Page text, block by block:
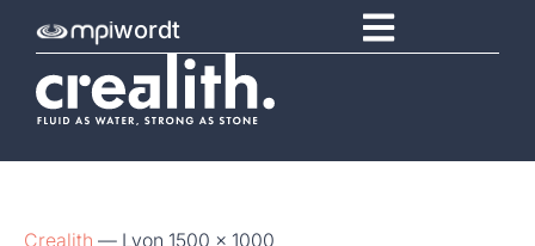
wordt
Crealith — Lyon 1500 x 1000